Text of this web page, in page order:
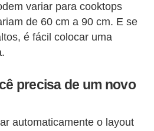
variar para cooktops
de 60 cm a 90 cm. E se
é fácil colocar uma
precisa de um novo
automaticamente o layout